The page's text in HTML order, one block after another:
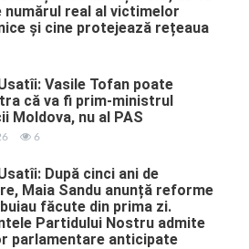
numărul real al victimelor
și cine protejează rețeaua
Vasile Tofan poate
că va fi prim-ministrul
Moldova, nu al PAS
6
După cinci ani de
Maia Sandu anunță reforme
făcute din prima zi.
Partidului Nostru admite
parlamentare anticipate